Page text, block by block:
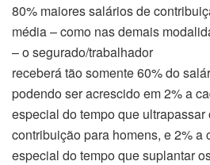
80% maiores salários de
média – como nas demais
– o segurado/trabalhador
receberá tão somente 60% do
podendo ser acrescido em 2% a
especial do tempo que ultrapassar
contribuição para homens, e 2% a
especial do tempo que suplantar